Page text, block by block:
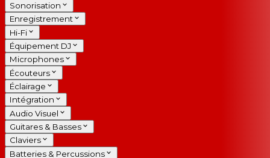
Sonorisation
Enregistrement
Hi-Fi
Équipement DJ
Microphones
Écouteurs
Éclairage
Intégration
Audio Visuel
Guitares & Basses
Claviers
Batteries & Percussions